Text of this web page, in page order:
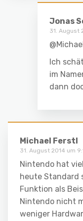
Jonas
31. August
@Michael
Ich
im
dann
Michael Ferstl
31. August 2014 um
Nintendo hat
heute Standard
Funktion als
Nintendo nicht
weniger